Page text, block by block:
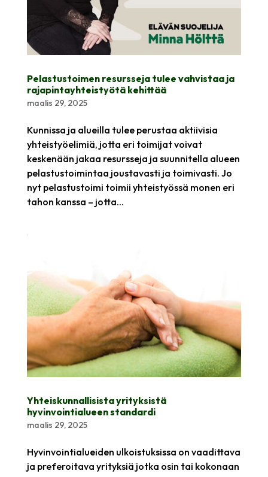
Pelastustoimen resursseja tulee vahvistaa ja
rajapintayhteistyötä kehittää
maalis 29, 2025
Kunnissa ja alueilla tulee perustaa aktiivisia
yhteistyöelimiä, jotta eri toimijat voivat
keskenään jakaa resursseja ja suunnitella alueen
pelastustoimintaa joustavasti ja toimivasti. Jo
nyt pelastustoimi toimii yhteistyössä monen eri
tahon kanssa – jotta...
Yhteiskunnallisista yrityksistä
hyvinvointialueen standardi
maalis 29, 2025
Hyvinvointialueiden ulkoistuksissa on vaadittava
ja preferoitava yrityksiä jotka osin tai kokonaan